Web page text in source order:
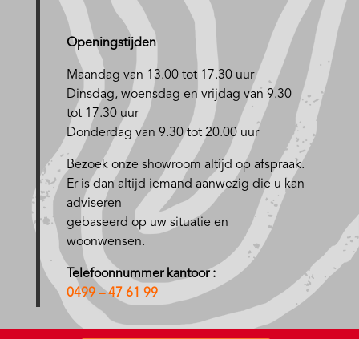
Openingstijden
Maandag van 13.00 tot 17.30 uur
Dinsdag, woensdag en vrijdag van 9.30
tot 17.30 uur
Donderdag van 9.30 tot 20.00 uur
Bezoek onze showroom altijd op afspraak.
Er is dan altijd iemand aanwezig die u kan
adviseren
gebaseerd op uw situatie en
woonwensen.
Telefoonnummer kantoor :
0499 – 47 61 99